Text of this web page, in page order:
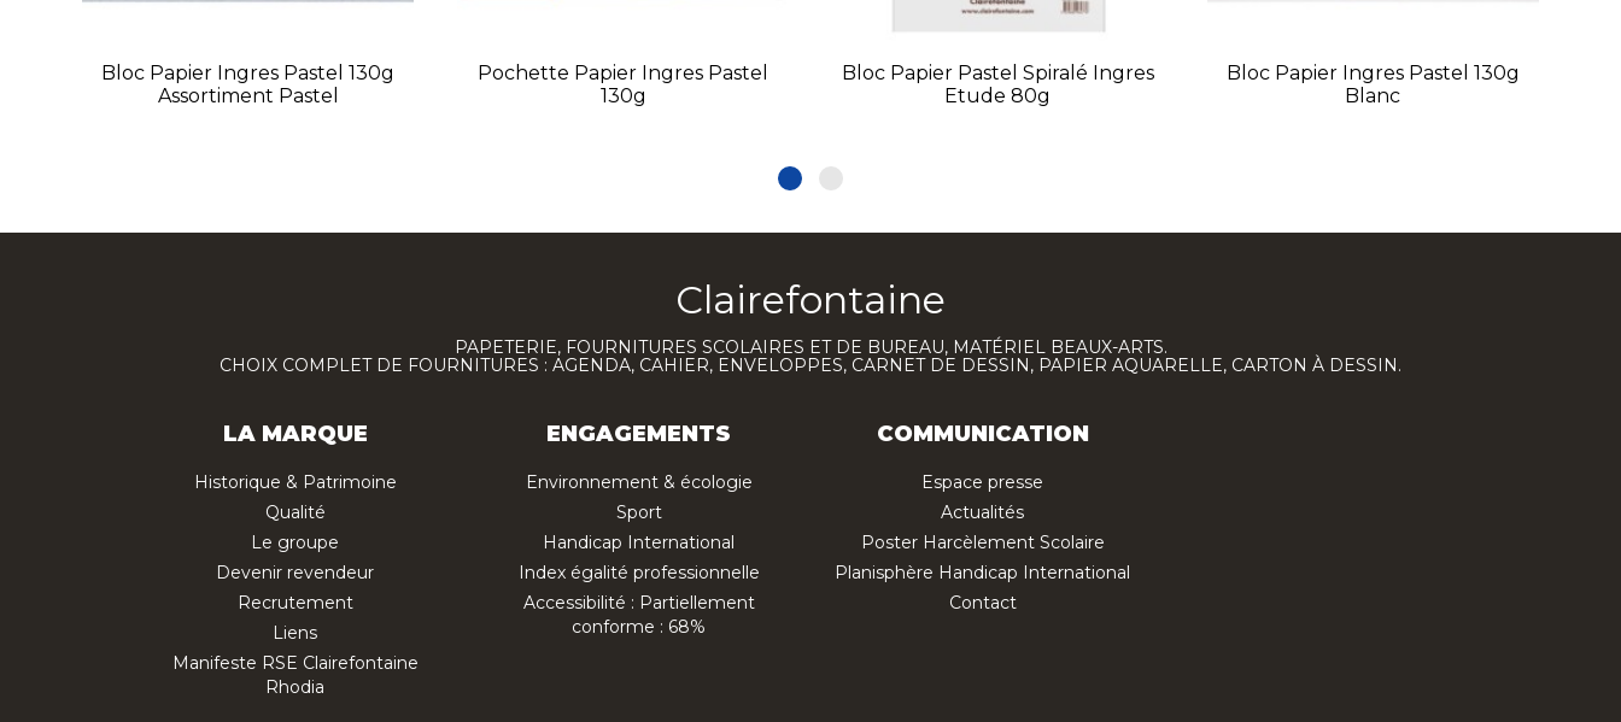
Bloc Papier Ingres Pastel 130g
Assortiment Pastel
Pochette Papier Ingres Pastel
130g
Bloc Papier Pastel Spiralé Ingres
Etude 80g
Bloc Papier Ingres Pastel 130g
Blanc
Clairefontaine
PAPETERIE, FOURNITURES SCOLAIRES ET DE BUREAU, MATÉRIEL BEAUX-ARTS.
CHOIX COMPLET DE FOURNITURES : AGENDA, CAHIER, ENVELOPPES, CARNET DE DESSIN, PAPIER AQUARELLE, CARTON À DESSIN.
LA MARQUE
Historique & Patrimoine
Qualité
Le groupe
Devenir revendeur
Recrutement
Liens
Manifeste RSE Clairefontaine
Rhodia
ENGAGEMENTS
Environnement & écologie
Sport
Handicap International
Index égalité professionnelle
Accessibilité : Partiellement
conforme : 68%
COMMUNICATION
Espace presse
Actualités
Poster Harcèlement Scolaire
Planisphère Handicap International
Contact